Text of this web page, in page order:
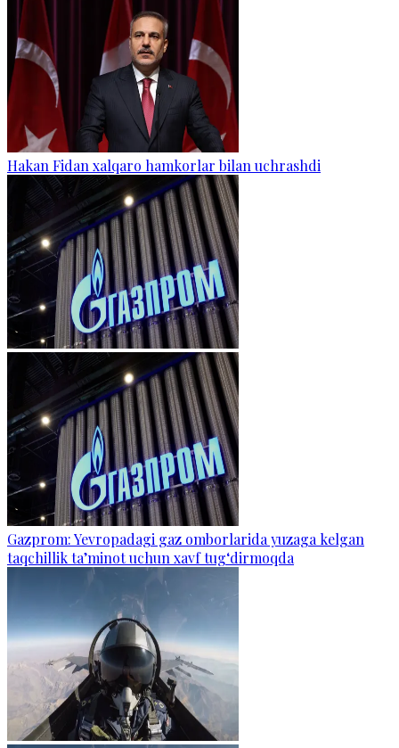
Hakan Fidan xalqaro hamkorlar bilan uchrashdi
Gazprom: Yevropadagi gaz omborlarida yuzaga kelgan
taqchillik ta’minot uchun xavf tug‘dirmoqda